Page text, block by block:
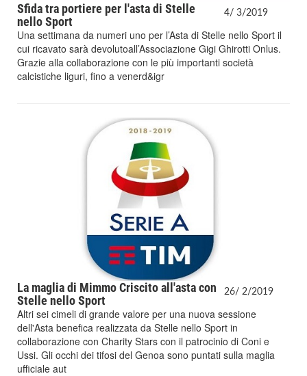
4/ 3/2019
Sfida tra portiere per l'asta di Stelle
nello Sport
Una settimana da numeri uno per l’Asta di Stelle nello Sport il
cui ricavato sarà devolutoall’Associazione Gigi Ghirotti Onlus.
Grazie alla collaborazione con le più importanti società
calcistiche liguri, fino a venerd&igr
26/ 2/2019
La maglia di Mimmo Criscito all'asta con
Stelle nello Sport
Altri sei cimeli di grande valore per una nuova sessione
dell'Asta benefica realizzata da Stelle nello Sport in
collaborazione con Charity Stars con il patrocinio di Coni e
Ussi. Gli occhi dei tifosi del Genoa sono puntati sulla maglia
ufficiale aut